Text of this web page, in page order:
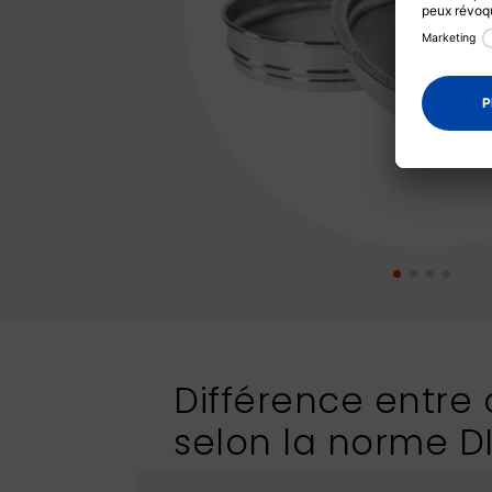
Différence entre
selon la norme